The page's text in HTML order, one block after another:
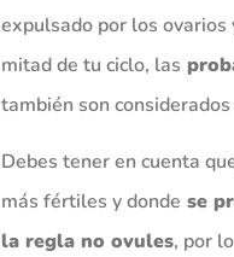
expulsado por los
mitad de tu ciclo, las
también son
Debes tener en cuenta
más fértiles y donde se
la regla no ovules, por